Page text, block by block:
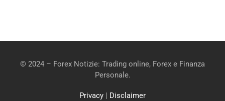
© 2024 – Forex Notizie: Trading online, Forex e Finanza
Personale.
Privacy | Disclaimer